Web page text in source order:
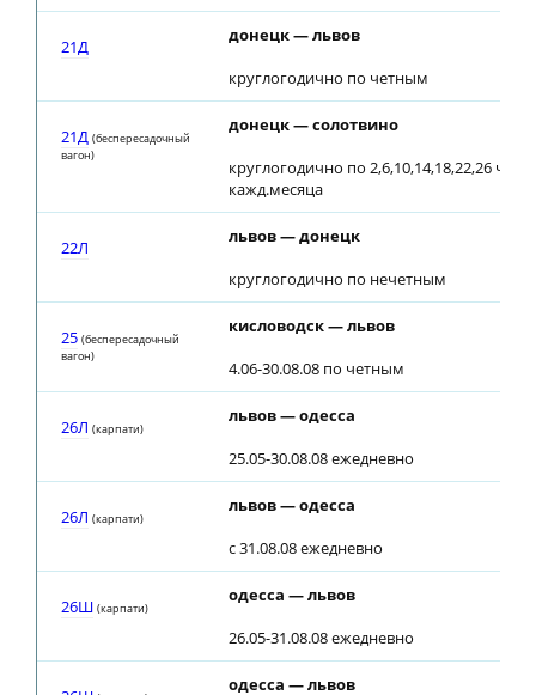
21Д
донецк — львов
круглогодично по четным
21Д (беспересадочный
вагон)
донецк — солотвино
круглогодично по 2,6,10,14,18,22,26
кажд.месяца
22Л
львов — донецк
круглогодично по нечетным
25 (беспересадочный
вагон)
кисловодск — львов
4.06-30.08.08 по четным
26Л (карпати)
львов — одесса
25.05-30.08.08 ежедневно
26Л (карпати)
львов — одесса
c 31.08.08 ежедневно
26Ш (карпати)
одесса — львов
26.05-31.08.08 ежедневно
одесса — львов